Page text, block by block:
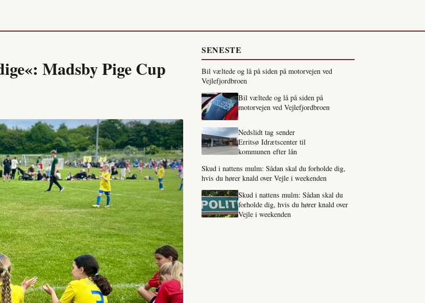
Madsby Pige Cup
SENESTE
Bil væltede og lå på siden på motorvejen ved
Vejlefjordbroen
Bil væltede og lå på siden på
motorvejen ved Vejlefjordbroen
Nedslidt tag sender
Erritsø Idrætscenter til
kommunen efter lån
Skud i nattens mulm: Sådan skal du forholde dig,
hvis du hører knald over Vejle i weekenden
Skud i nattens mulm: Sådan skal du
forholde dig, hvis du hører knald over
Vejle i weekenden